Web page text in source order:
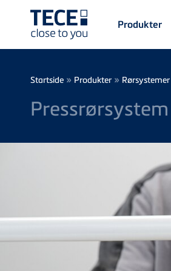
Main
Menü
1
Produkter
Breadcrumb
Startside » Produkter » Rørsystemer
Pressrørsystem